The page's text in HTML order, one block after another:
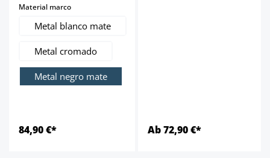
Material marcoselect
Metal blanco mate
Metal cromado
Metal negro mate
84,90 €* Ab 72,90 €*